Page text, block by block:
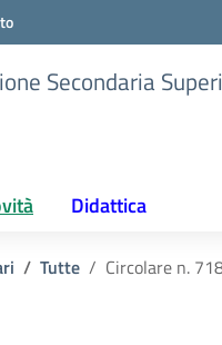
Secondaria
Didattica
Tutte Circolare n.